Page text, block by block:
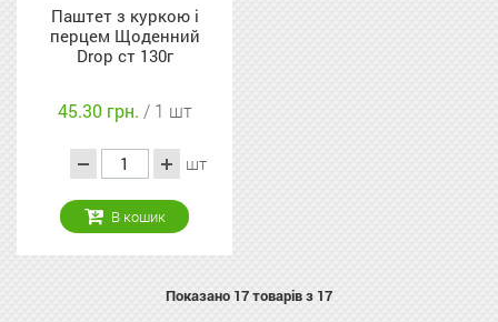
Паштет з куркою і
перцем Щоденний
Drop ст 130г
45.30 грн. / 1 шт
шт
В кошик
Показано 17товарів з 17